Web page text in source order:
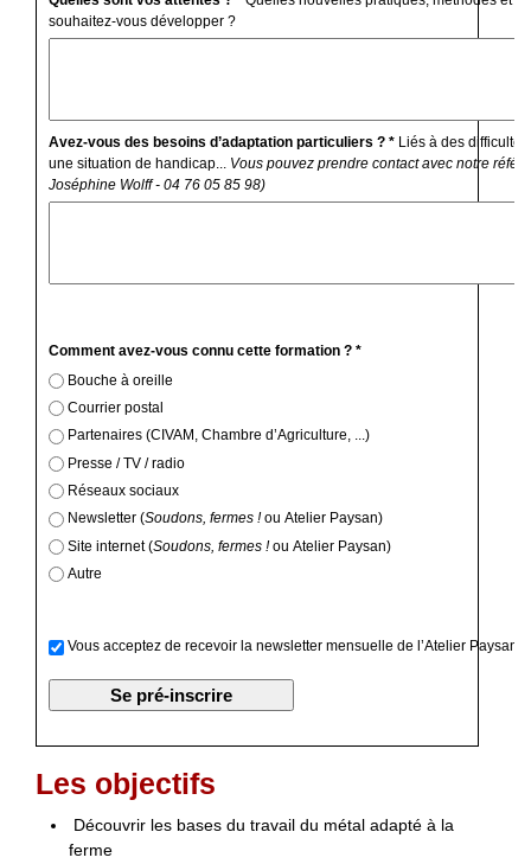
souhaitez-vous développer ?
Avez-vous des besoins d’adaptation particuliers ? *Liés à des difficultés
une situation de handicap...
Vous pouvez prendre contact avec notre
Joséphine Wolff - 04 76 05 85 98)
Comment avez-vous connu cette formation ? *
Bouche à oreille
Courrier postal
Partenaires (CIVAM, Chambre d’Agriculture, ...)
Presse / TV / radio
Réseaux sociaux
Newsletter (Soudons, fermes !ou Atelier Paysan)
Site internet (Soudons, fermes !ou Atelier Paysan)
Autre
Vous acceptez de recevoir la newsletter mensuelle de l’Atelier Paysan
Les objectifs
Découvrir les bases du travail du métal adapté à la
ferme